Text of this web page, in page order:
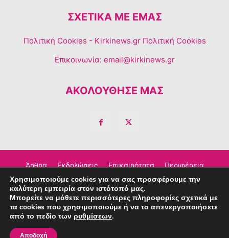
ΣΧΕΤΙΚΆ ΜΕ ΕΜΆΣ
Πολιτική Cookies - Kirkinews.gr Πολιτική Cookies
Επικοινωνία: email@kirkinews.gr
ΑΚΟΛΟΥΘΗΣΕ ΜΑΣ
Άρθρα Εκδηλώσεις Επικαιρότητα Περιφέρεια
Σχόλια Τέχνη – Πολιτισμός Διαφημιστείτε
Επικοινωνία
Χρησιμοποιούμε cookies για να σας προσφέρουμε την
καλύτερη εμπειρία στον ιστότοπό μας.
Μπορείτε να μάθετε περισσότερες πληροφορίες σχετικά με
τα cookies που χρησιμοποιούμε ή να τα απενεργοποιήσετε
από το πεδίο των ρυθμίσεων.
Αποδοχή